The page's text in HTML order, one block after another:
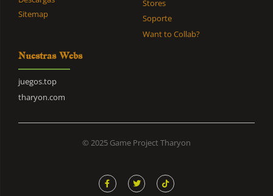
Sitemap
Stores
Soporte
Want to Collab?
Nuestras Webs
juegos.top
tharyon.com
© 2025 Game Project Tharyon
F
a
c
T
w
i
T
i
k